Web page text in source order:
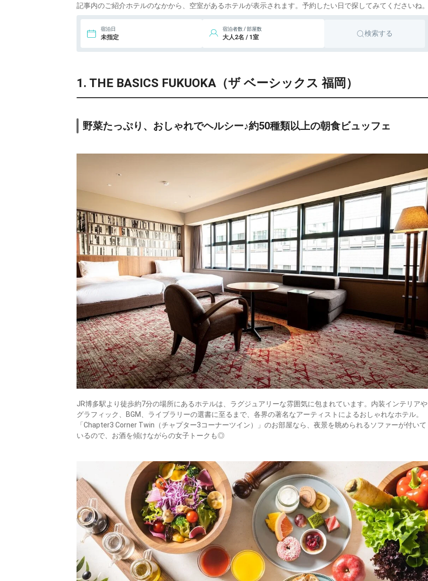
ホテル 福岡
icotto 楽天トラベル
ソラリア西鉄ホテ
ル福岡
18,184円〜
icotto
18,500円〜
シティホテル 福岡市、博多
10,500円〜 10,500円〜
11.
ANAクラウンプ
14,278円〜 11,200円〜
シティホテル
icotto 楽天トラベル
西中洲
icotto 楽天トラベル
7,500円〜
楽天トラベル
福岡市、博多
三井ガーデンホ
テル福岡祇園
11,122円〜
icotto
13,500円〜
楽天トラベル
ビジネスホテル 福岡市、博多
16.THE LUIGANS
Spa＆
Resort（ザ・ル
イガンズ スパ＆
リゾート）
icotto
5,800円〜
楽天トラベル
シティホテル 福岡市、博多
記事内のご紹介ホテルのなかから、空室があるホテルが表示されます。予約したい日で探してみてくださいね。
宿泊日
未指定
宿泊者数 / 部屋数
大人2名 / 1室 検索する
1. THE BASICS FUKUOKA（ザ ベーシックス 福岡）
野菜たっぷり、おしゃれでヘルシー♪約50種類以上の朝食ビュッフェ
JR博多駅より徒歩約7分の場所にあるホテルは、ラグジュアリーな雰囲気に包まれています。内装インテリアや
グラフィック、BGM、ライブラリーの選書に至るまで、各界の著名なアーティストによるおしゃれなホテル。
「Chapter3 Corner Twin（チャプター3コーナーツイン）」のお部屋なら、夜景を眺められるソファーが付いて
いるので、お酒を傾けながらの女子トークも◎